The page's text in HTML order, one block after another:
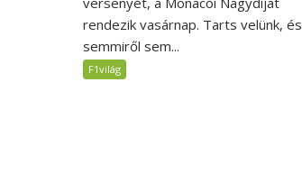
rendezik vasárnap. Tarts velünk, és
semmiről sem...
F1világ